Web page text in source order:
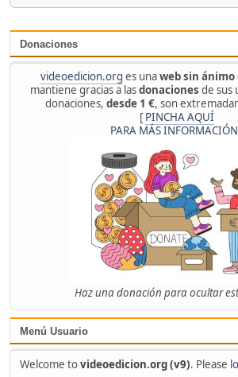
Donaciones
videoedicion.org es unaweb sin ánimo
mantiene gracias a lasdonaciones de sus
donaciones, desde 1 €, son
[ PINCHA AQUÍ
PARA MÁS INFORMACIÓN
Haz una donación para ocultar
Menú Usuario
Welcome tovideoedicion.org (v9). Please